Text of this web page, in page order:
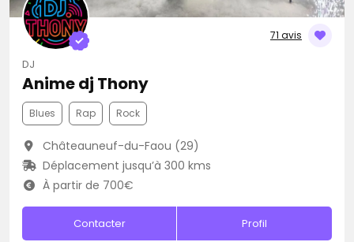
71 avis
DJ
Anime dj Thony
Blues Rap Rock
Châteauneuf-du-Faou (29)
Déplacement jusqu’à 300 kms
À partir de 700€
Contacter Profil